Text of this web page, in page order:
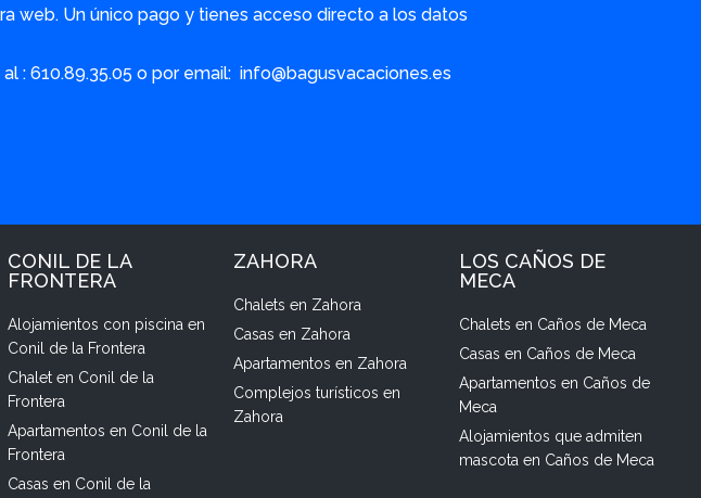
web. Un único pago y tienes acceso directo a los datos
: 610.89.35.05 o por email: info@bagusvacaciones.es
CONIL DE LA
FRONTERA
Alojamientos con piscina en
Conil de la Frontera
Chalet en Conil de la
Frontera
Apartamentos en Conil de la
Frontera
Casas en Conil de la
ZAHORA
Chalets en Zahora
Casas en Zahora
Apartamentos en Zahora
Complejos turísticos en
Zahora
LOS CAÑOS DE
MECA
Chalets en Caños de Meca
Casas en Caños de Meca
Apartamentos en Caños de
Meca
Alojamientos que admiten
mascota en Caños de Meca